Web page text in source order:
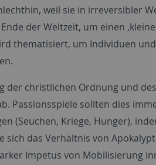
weil sie in irreversibler
der Weltzeit, um einen
thematisiert, um Individuen
der christlichen Ordnung und
Passionsspiele sollten dies
(Seuchen, Kriege, Hunger),
das Verhältnis von
Impetus von Mobilisierung